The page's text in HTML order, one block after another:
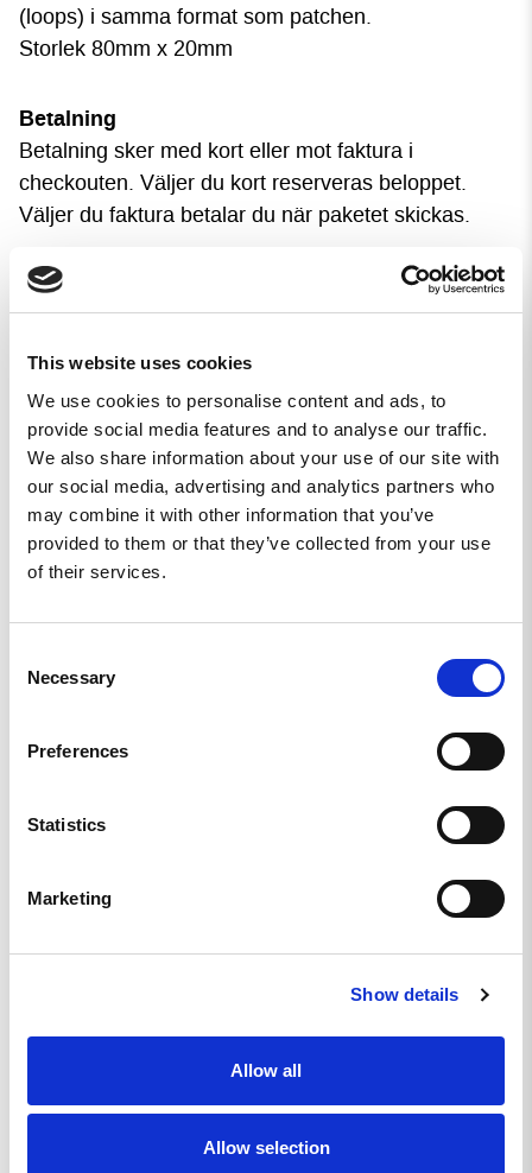
This website uses cookies
We use cookies to personalise content and ads, to
provide social media features and to analyse our traffic.
We also share information about your use of our site with
our social media, advertising and analytics partners who
may combine it with other information that you’ve
provided to them or that they’ve collected from your use
of their services.
Selection
Necessary
Preferences
Statistics
Marketing
Show details
Allow all
Allow selection
(loops) i samma format som patchen.
Storlek 80mm x 20mm
Betalning
Betalning sker med kort eller mot faktura i
checkouten. Väljer du kort reserveras beloppet.
Väljer du faktura betalar du när paketet skickas.
Frakt
Veteranstöd
Veteranstöd Rapid Reaction (VRR) och en del av
vårt överskott går till att hjälpa utlandsveteraner
som är i behov av ekonomiskt stöd till följd av sin
tjänstgöring.
Recensioner
LIKNANDE PRODUKTER